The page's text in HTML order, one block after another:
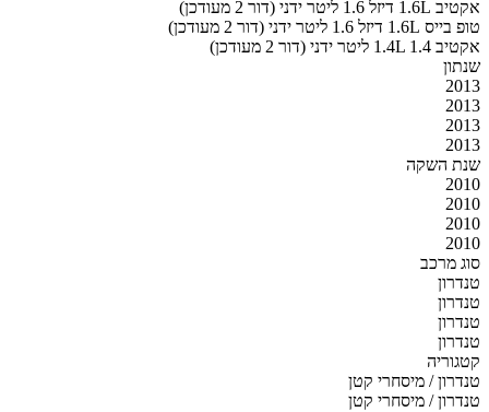
אקטיב 1.6L דיזל 1.6 ליטר ידני (דור 2 מעודכן)
טופ בייס 1.6L דיזל 1.6 ליטר ידני (דור 2 מעודכן)
אקטיב 1.4L 1.4 ליטר ידני (דור 2 מעודכן)
שנתון
2013
2013
2013
2013
שנת השקה
2010
2010
2010
2010
סוג מרכב
טנדרון
טנדרון
טנדרון
טנדרון
קטגוריה
טנדרון / מיסחרי קטן
טנדרון / מיסחרי קטן